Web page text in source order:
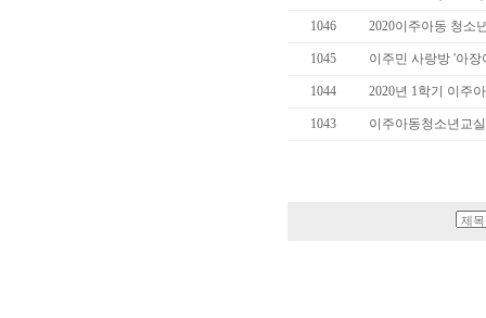
1046 2020이주아동 청소
1045 이주민 사랑방 '아
1044 2020년 1학기 이주
1043 이주아동청소년교